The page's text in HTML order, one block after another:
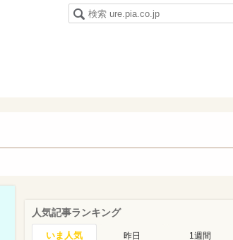
人気記事ランキング
いま人気 昨日 1週間